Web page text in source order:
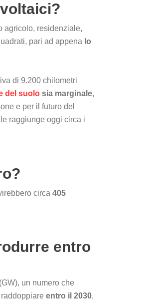
agricolo, residenziale,
pari ad appena lo
di 9.200 chilometri
del suolo sia marginale,
e per il futuro del
raggiunge oggi circa i
circa 405
entro
(GW), un numero che
entro il 2030,